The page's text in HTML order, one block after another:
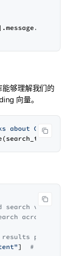
够理解我们的
向量。
about Open
search value
across
per
] #